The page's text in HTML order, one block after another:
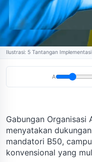
Ilustrasi: 5 Tantangan
A
Gabungan Organisasi
menyatakan
mandatori B50,
konvensional yang